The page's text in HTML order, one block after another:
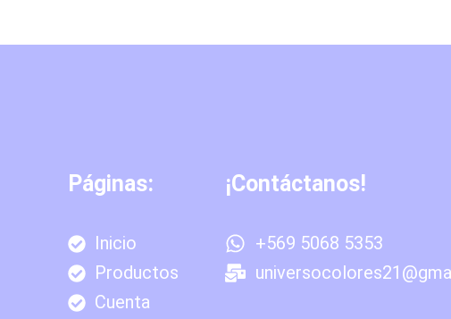
Páginas:
Inicio
Productos
Cuenta
¡Contáctanos!
+569 5068 5353